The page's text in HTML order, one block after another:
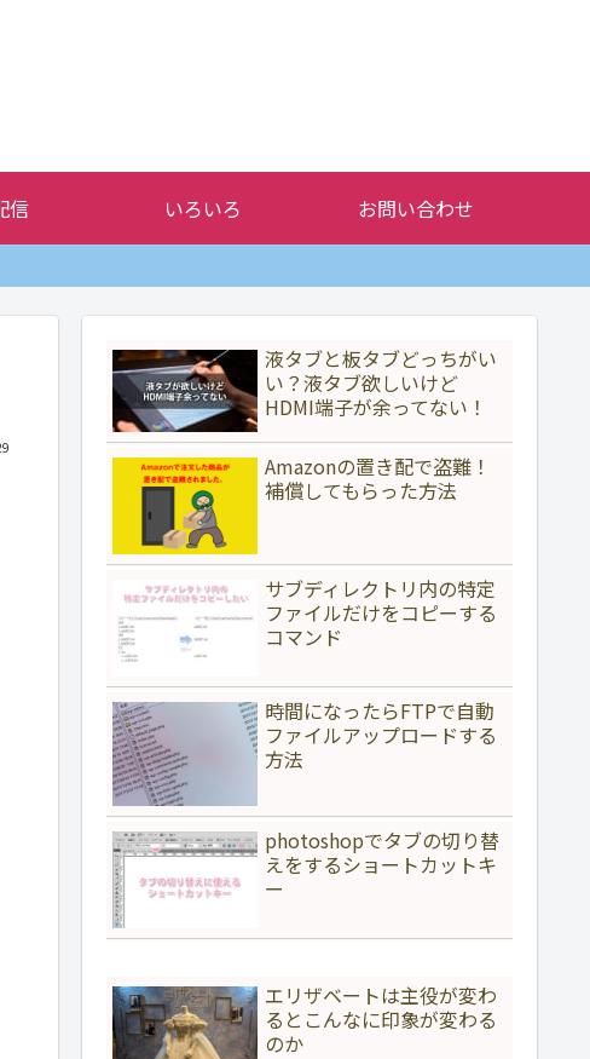
信 いろいろ お問い合わせ
液タブと板タブどっちがい
い？液タブ欲しいけど
HDMI端子が余ってない！
Amazonの置き配で盗難！
補償してもらった方法
サブディレクトリ内の特定
ファイルだけをコピーする
コマンド
時間になったらFTPで自動
ファイルアップロードする
方法
photoshopでタブの切り替
えをするショートカットキ
ー
エリザベートは主役が変わ
るとこんなに印象が変わる
のか